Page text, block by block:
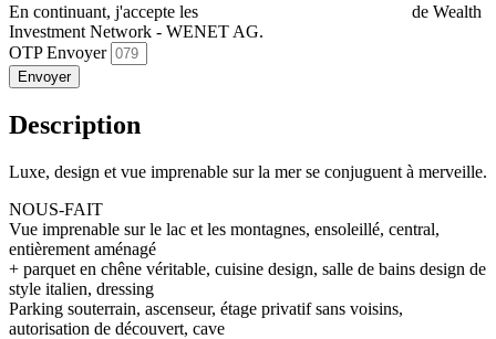
En continuant, j'accepte les
de Wealth
Investment Network - WENET AG.
OTP Envoyer
Envoyer
Description
Luxe, design et vue imprenable sur la mer se conjuguent à merveille.
NOUS-FAIT
Vue imprenable sur le lac et les montagnes, ensoleillé, central,
entièrement aménagé
+ parquet en chêne véritable, cuisine design, salle de bains design de
style italien, dressing
Parking souterrain, ascenseur, étage privatif sans voisins,
autorisation de découvert, cave